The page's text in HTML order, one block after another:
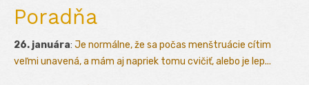
Poradňa
26. januára: Je normálne, že sa počas menštruácie cítim
veľmi unavená, a mám aj napriek tomu cvičiť, alebo je lep...